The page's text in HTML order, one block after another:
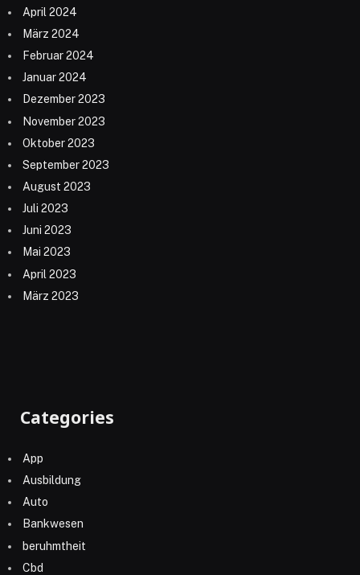
April 2024
März 2024
Februar 2024
Januar 2024
Dezember 2023
November 2023
Oktober 2023
September 2023
August 2023
Juli 2023
Juni 2023
Mai 2023
April 2023
März 2023
Categories
App
Ausbildung
Auto
Bankwesen
beruhmtheit
Cbd